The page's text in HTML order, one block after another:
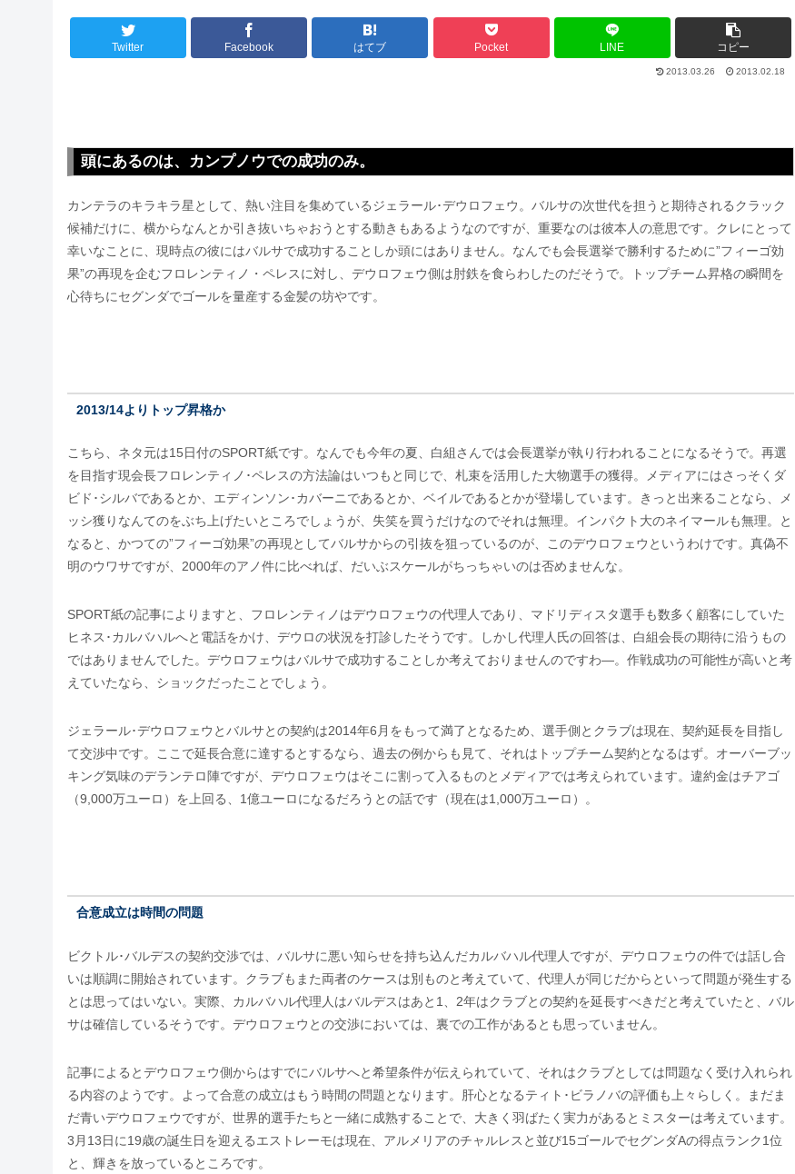
Twitter Facebook はてブ Pocket LINE コピー
2013.03.26 2013.02.18
頭にあるのは、カンプノウでの成功のみ。
カンテラのキラキラ星として、熱い注目を集めているジェラール･デウロフェウ。バルサの次世代を担うと期待されるクラック
候補だけに、横からなんとか引き抜いちゃおうとする動きもあるようなのですが、重要なのは彼本人の意思です。クレにとって
幸いなことに、現時点の彼にはバルサで成功することしか頭にはありません。なんでも会長選挙で勝利するために”フィーゴ効
果”の再現を企むフロレンティノ・ペレスに対し、デウロフェウ側は肘鉄を食らわしたのだそうで。トップチーム昇格の瞬間を
心待ちにセグンダでゴールを量産する金髪の坊やです。
2013/14よりトップ昇格か
こちら、ネタ元は15日付のSPORT紙です。なんでも今年の夏、白組さんでは会長選挙が執り行われることになるそうで。再選
を目指す現会長フロレンティノ･ペレスの方法論はいつもと同じで、札束を活用した大物選手の獲得。メディアにはさっそくダ
ビド･シルバであるとか、エディンソン･カバーニであるとか、ベイルであるとかが登場しています。きっと出来ることなら、メ
ッシ獲りなんてのをぶち上げたいところでしょうが、失笑を買うだけなのでそれは無理。インパクト大のネイマールも無理。と
なると、かつての”フィーゴ効果”の再現としてバルサからの引抜を狙っているのが、このデウロフェウというわけです。真偽不
明のウワサですが、2000年のアノ件に比べれば、だいぶスケールがちっちゃいのは否めませんな。
SPORT紙の記事によりますと、フロレンティノはデウロフェウの代理人であり、マドリディスタ選手も数多く顧客にしていた
ヒネス･カルバハルへと電話をかけ、デウロの状況を打診したそうです。しかし代理人氏の回答は、白組会長の期待に沿うもの
ではありませんでした。デウロフェウはバルサで成功することしか考えておりませんのですわ―。作戦成功の可能性が高いと考
えていたなら、ショックだったことでしょう。
ジェラール･デウロフェウとバルサとの契約は2014年6月をもって満了となるため、選手側とクラブは現在、契約延長を目指し
て交渉中です。ここで延長合意に達するとするなら、過去の例からも見て、それはトップチーム契約となるはず。オーバーブッ
キング気味のデランテロ陣ですが、デウロフェウはそこに割って入るものとメディアでは考えられています。違約金はチアゴ
（9,000万ユーロ）を上回る、1億ユーロになるだろうとの話です（現在は1,000万ユーロ）。
合意成立は時間の問題
ビクトル･バルデスの契約交渉では、バルサに悪い知らせを持ち込んだカルバハル代理人ですが、デウロフェウの件では話し合
いは順調に開始されています。クラブもまた両者のケースは別ものと考えていて、代理人が同じだからといって問題が発生する
とは思ってはいない。実際、カルバハル代理人はバルデスはあと1、2年はクラブとの契約を延長すべきだと考えていたと、バル
サは確信しているそうです。デウロフェウとの交渉においては、裏での工作があるとも思っていません。
記事によるとデウロフェウ側からはすでにバルサへと希望条件が伝えられていて、それはクラブとしては問題なく受け入れられ
る内容のようです。よって合意の成立はもう時間の問題となります。肝心となるティト･ビラノバの評価も上々らしく。まだま
だ青いデウロフェウですが、世界的選手たちと一緒に成熟することで、大きく羽ばたく実力があるとミスターは考えています。
3月13日に19歳の誕生日を迎えるエストレーモは現在、アルメリアのチャルレスと並び15ゴールでセグンダAの得点ランク1位
と、輝きを放っているところです。